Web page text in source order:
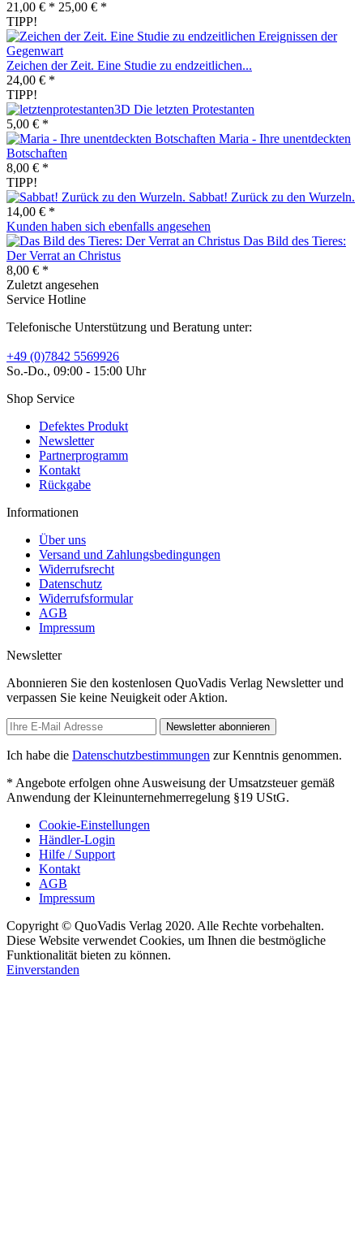
21,00 € * 25,00 € *
TIPP!
Zeichen der Zeit. Eine Studie zu endzeitlichen...
24,00 € *
TIPP!
Die letzten Protestanten
5,00 € *
Maria - Ihre unentdeckten
Botschaften
8,00 € *
TIPP!
Sabbat! Zurück zu den Wurzeln.
14,00 € *
Kunden haben sich ebenfalls angesehen
Das Bild des Tieres:
Der Verrat an Christus
8,00 € *
Zuletzt angesehen
Service Hotline
Telefonische Unterstützung und Beratung unter:
+49 (0)7842 5569926
So.-Do., 09:00 - 15:00 Uhr
Shop Service
Defektes Produkt
Newsletter
Partnerprogramm
Kontakt
Rückgabe
Informationen
Über uns
Versand und Zahlungsbedingungen
Widerrufsrecht
Datenschutz
Widerrufsformular
AGB
Impressum
Newsletter
Abonnieren Sie den kostenlosen QuoVadis Verlag Newsletter und
verpassen Sie keine Neuigkeit oder Aktion.
Newsletter abonnieren
Ich habe die Datenschutzbestimmungen zur Kenntnis genommen.
* Angebote erfolgen ohne Ausweisung der Umsatzsteuer gemäß
Anwendung der Kleinunternehmerregelung §19 UStG.
Cookie-Einstellungen
Händler-Login
Hilfe / Support
Kontakt
AGB
Impressum
Copyright © QuoVadis Verlag 2020. Alle Rechte vorbehalten.
Diese Website verwendet Cookies, um Ihnen die bestmögliche
Funktionalität bieten zu können.
Einverstanden